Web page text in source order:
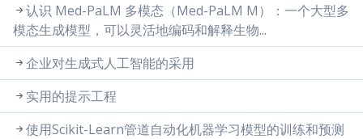
认识 Med-PaLM 多模态（Med-PaLM M）：一个大型多
模态生成模型，可以灵活地编码和解释生物...
企业对生成式人工智能的采用
实用的提示工程
使用Scikit-Learn管道自动化机器学习模型的训练和预测